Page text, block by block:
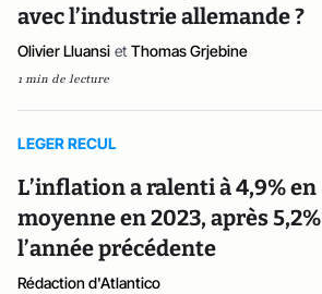
avec l’industrie allemande ?
Olivier Lluansi et Thomas Grjebine
1 min de lecture
LEGER RECUL
L’inflation a ralenti à 4,9% en
moyenne en 2023, après 5,2%
l’année précédente
Rédaction d'Atlantico